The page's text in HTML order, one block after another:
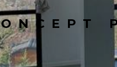
CONCEPT